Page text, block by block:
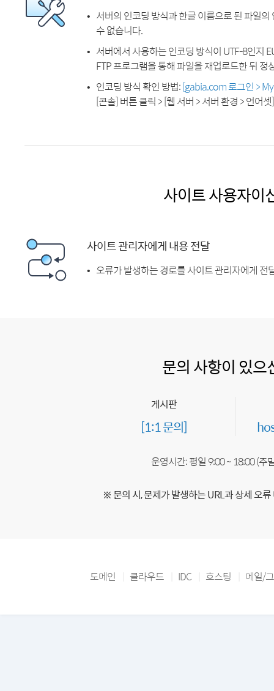
서버의 인코딩 방식과 한글 이름으로 된 파일
수 없습니다.
서버에서 사용하는 인코딩 방식이 UTF-8인지
FTP 프로그램을 통해 파일을 재업로드한 뒤
인코딩 방식 확인 방법:[gabia.com 로그인 >
[콘솔] 버튼 클릭 > [웹 서버 > 서버 환경 > 언어
사이트 사용자이
사이트 관리자에게 내용 전달
오류가 발생하는 경로를 사이트 관리자에게 전
문의 사항이 있으
게시판
[1:1 문의]
운영시간: 평일 9:00 ~ 18:00 (주
※ 문의 시, 문제가 발생하는 URL과 상세 오
도메인 클라우드 IDC 호스팅 메일/